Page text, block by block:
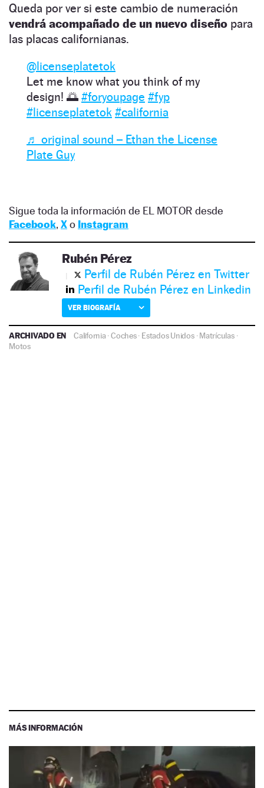
Queda por ver si este cambio de numeración
vendrá acompañado de un nuevo diseño para
las placas californianas.
@licenseplatetok
Let me know what you think of my
design! 🌅 #foryoupage #fyp
#licenseplatetok #california
♬ original sound – Ethan the License
Plate Guy
Sigue toda la información de EL MOTOR desde
Facebook, Xo Instagram
Rubén Pérez
Perfil de Rubén Pérez en Twitter
Perfil de Rubén Pérez en Linkedin
VER BIOGRAFÍA
ARCHIVADO EN California·Coches· Estados Unidos·Matrículas·
Motos
MÁS INFORMACIÓN